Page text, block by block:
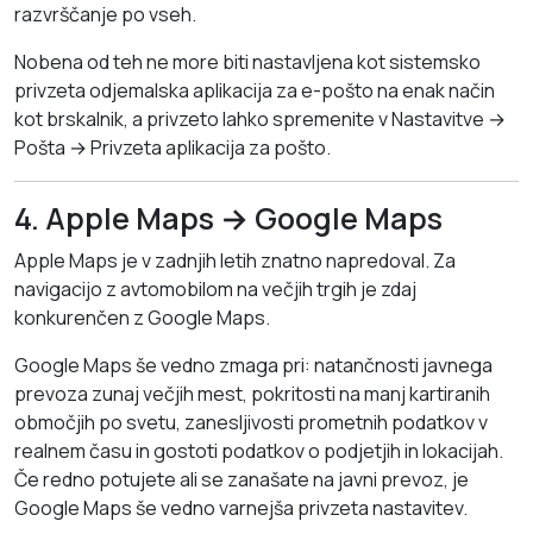
razvrščanje po vseh.
Nobena od teh ne more biti nastavljena kot sistemsko
privzeta odjemalska aplikacija za e-pošto na enak način
kot brskalnik, a privzeto lahko spremenite v Nastavitve →
Pošta → Privzeta aplikacija za pošto.
4. Apple Maps → Google Maps
Apple Maps je v zadnjih letih znatno napredoval. Za
navigacijo z avtomobilom na večjih trgih je zdaj
konkurenčen z Google Maps.
Google Maps še vedno zmaga pri: natančnosti javnega
prevoza zunaj večjih mest, pokritosti na manj kartiranih
območjih po svetu, zanesljivosti prometnih podatkov v
realnem času in gostoti podatkov o podjetjih in lokacijah.
Če redno potujete ali se zanašate na javni prevoz, je
Google Maps še vedno varnejša privzeta nastavitev.